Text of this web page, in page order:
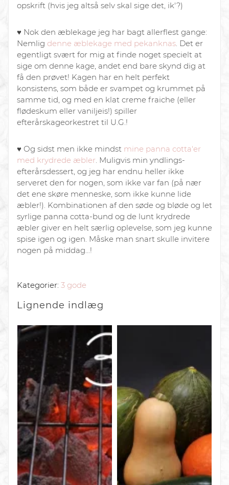
opskrift (hvis jeg altså selv skal sige det, ik'?)
♥︎ Nok den æblekage jeg har bagt allerflest gange:
Nemlig denne æblekage med pekanknas. Det er
egentligt svært for mig at finde noget specielt at
sige om denne kage, andet end bare skynd dig at
få den prøvet! Kagen har en helt perfekt
konsistens, som både er svampet og krummet på
samme tid, og med en klat creme fraiche (eller
flødeskum eller vaniljeis!) spiller
efterårskageorkestret til U.G.!
♥︎ Og sidst men ikke mindst mine panna cotta'er
med krydrede æbler. Muligvis min yndlings-
efterårsdessert, og jeg har endnu heller ikke
serveret den for nogen, som ikke var fan (på nær
det ene skøre menneske, som ikke kunne lide
æbler!). Kombinationen af den søde og bløde og let
syrlige panna cotta-bund og de lunt krydrede
æbler giver en helt særlig oplevelse, som jeg kunne
spise igen og igen. Måske man snart skulle invitere
nogen på middag...!
Kategorier: 3 gode
Lignende indlæg